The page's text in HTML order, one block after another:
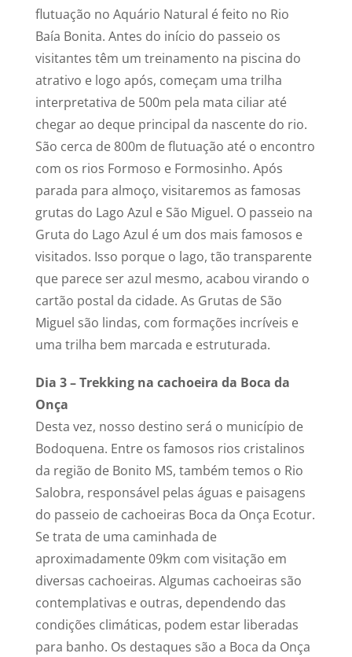
flutuação no Aquário Natural é feito no Rio
Baía Bonita. Antes do início do passeio os
visitantes têm um treinamento na piscina do
atrativo e logo após, começam uma trilha
interpretativa de 500m pela mata ciliar até
chegar ao deque principal da nascente do rio.
São cerca de 800m de flutuação até o encontro
com os rios Formoso e Formosinho. Após
parada para almoço, visitaremos as famosas
grutas do Lago Azul e São Miguel. O passeio na
Gruta do Lago Azul é um dos mais famosos e
visitados. Isso porque o lago, tão transparente
que parece ser azul mesmo, acabou virando o
cartão postal da cidade. As Grutas de São
Miguel são lindas, com formações incríveis e
uma trilha bem marcada e estruturada.
Dia 3 – Trekking na cachoeira da Boca da
Onça
Desta vez, nosso destino será o município de
Bodoquena. Entre os famosos rios cristalinos
da região de Bonito MS, também temos o Rio
Salobra, responsável pelas águas e paisagens
do passeio de cachoeiras Boca da Onça Ecotur.
Se trata de uma caminhada de
aproximadamente 09km com visitação em
diversas cachoeiras. Algumas cachoeiras são
contemplativas e outras, dependendo das
condições climáticas, podem estar liberadas
para banho. Os destaques são a Boca da Onça